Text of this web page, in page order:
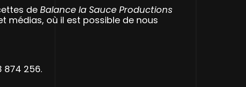
de Balance la Sauce Productions
médias, où il est possible de nous
874 256.